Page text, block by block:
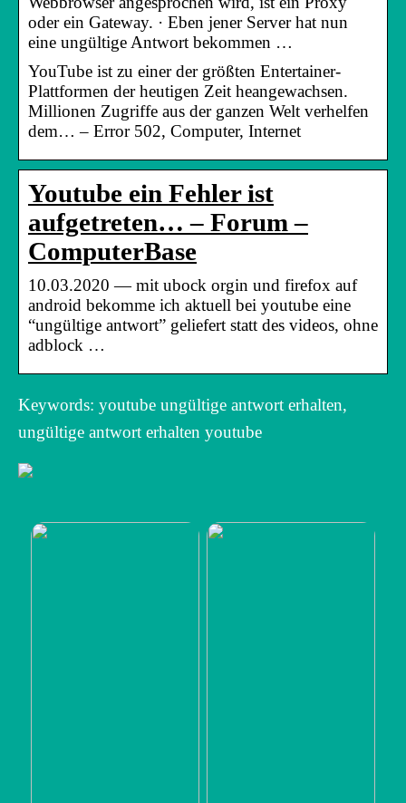
oder ein Gateway. · Eben jener Server hat nun
eine ungültige Antwort bekommen …
YouTube ist zu einer der größten Entertainer-
Plattformen der heutigen Zeit heangewachsen.
Millionen Zugriffe aus der ganzen Welt verhelfen
dem… – Error 502, Computer, Internet
Youtube ein Fehler ist
aufgetreten… – Forum –
ComputerBase
10.03.2020 — mit ubock orgin und firefox auf
android bekomme ich aktuell bei youtube eine
“ungültige antwort” geliefert statt des videos, ohne
adblock …
Keywords: youtube ungültige antwort erhalten,
ungültige antwort erhalten youtube